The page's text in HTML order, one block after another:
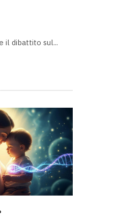
il dibattito sul...